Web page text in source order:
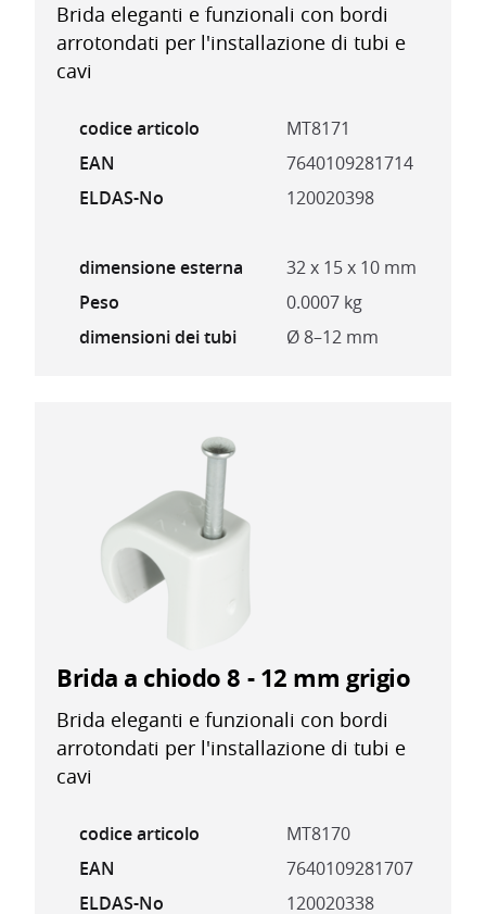
Brida eleganti e funzionali con bordi
arrotondati per l'installazione di tubi e
cavi
codice articolo
MT8171
EAN
7640109281714
ELDAS-No
120020398
dimensione esterna
32 x 15 x 10 mm
Peso
0.0007 kg
dimensioni dei tubi
Ø 8–12 mm
Brida a chiodo 8 - 12 mm grigio
Brida eleganti e funzionali con bordi
arrotondati per l'installazione di tubi e
cavi
codice articolo
MT8170
EAN
7640109281707
ELDAS-No
120020338